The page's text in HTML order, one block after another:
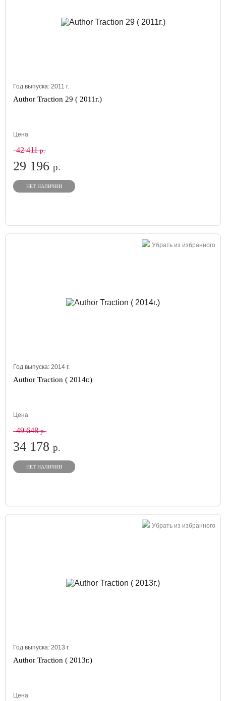
Год выпуска: 2011 г.
Author Traction 29 ( 2011г.)
Цена
42 411р.
29 196 р.
НЕТ НАЛИЧИИ
Убрать из избранного
Год выпуска: 2014 г.
Author Traction ( 2014г.)
Цена
49 648р.
34 178 р.
НЕТ НАЛИЧИИ
Убрать из избранного
Год выпуска: 2013 г.
Author Traction ( 2013г.)
Цена